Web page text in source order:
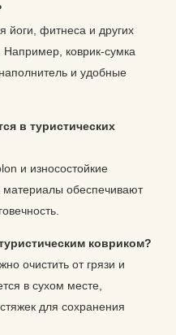
йоги, фитнеса и других
Например, коврик-сумка
и удобные
в туристических
и износостойкие
обеспечивают
ковриком?
очистить от грязи и
в сухом месте,
для сохранения